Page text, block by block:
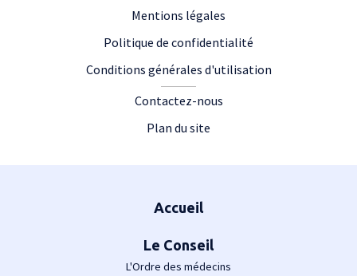
Mentions légales
Politique de confidentialité
Conditions générales d'utilisation
Contactez-nous
Plan du site
Accueil
Le Conseil
L'Ordre des médecins